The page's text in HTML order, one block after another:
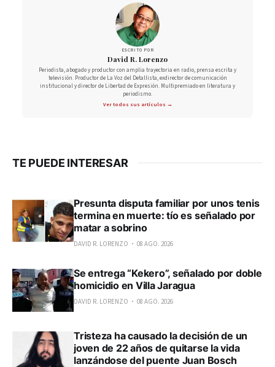
ESCRITO POR
David R. Lorenzo
Periodista, abogado y productor con amplia trayectoria en radio, prensa escrita y
televisión. Productor de La Voz del Detallista, exdirector de comunicación
institucional y director de Libertad de Expresión. Multipremiado en literatura y
periodismo.
Ver todos sus artículos →
TE PUEDE INTERESAR
Presunta disputa familiar por unos tenis
termina en muerte: tío es señalado por
matar a sobrino
DAVID R. LORENZO 08 AGO. 2026
Se entrega “Kekero”, señalado por doble
homicidio en Villa Jaragua
DAVID R. LORENZO 08 AGO. 2026
Tristeza ha causado la decisión de un
joven de 22 años de quitarse la vida
lanzándose del puente Juan Bosch